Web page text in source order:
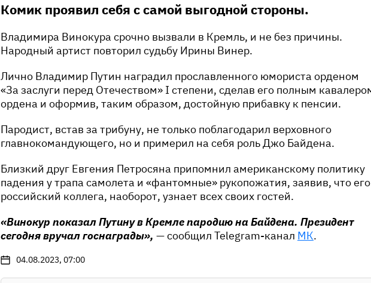
Комик проявил себя с самой выгодной стороны.
Владимира Винокура срочно вызвали в Кремль, и не без причины.
Народный артист повторил судьбу Ирины Винер.
Лично Владимир Путин наградил прославленного юмориста орденом
«За заслуги перед Отечеством» I степени, сделав его полным
ордена и оформив, таким образом, достойную прибавку к пенсии.
Пародист, встав за трибуну, не только поблагодарил верховного
главнокомандующего, но и примерил на себя роль Джо Байдена.
Близкий друг Евгения Петросяна припомнил американскому политику
падения у трапа самолета и «фантомные» рукопожатия, заявив, что его
российский коллега, наоборот, узнает всех своих гостей.
«Винокур показал Путину в Кремле пародию на Байдена. Президент
сегодня вручал госнаграды», — сообщил Telegram-канал МК.
04.08.2023, 07:00